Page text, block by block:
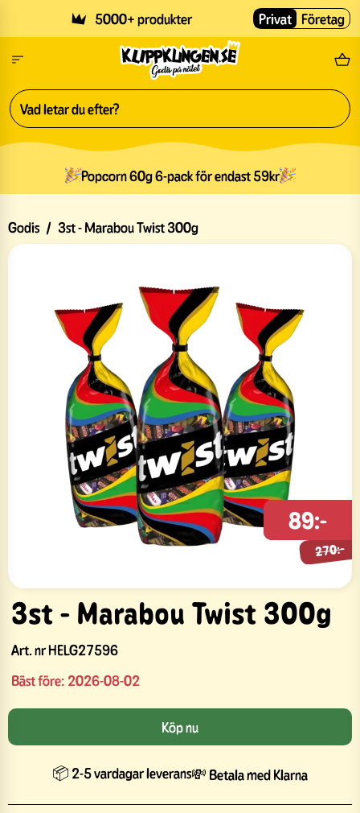
5000+ produkter Fri
Privat Företag
Popcorn 60g 6-pack för endast 59kr
Godis / 3st - Marabou Twist 300g
3st - Marabou Twist 300g
Art. nrHELG27596
Bäst före: 2026-08-02
89:-
270:-
270:-
Köp nu
📦 2-5 vardagar leverans💸 Betala med Klarna